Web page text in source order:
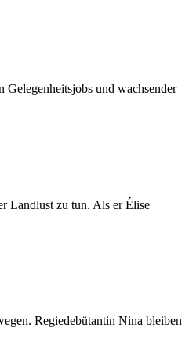
und wachsender
Landlust zu tun. Als er Élise
Regiedebütantin Nina bleiben